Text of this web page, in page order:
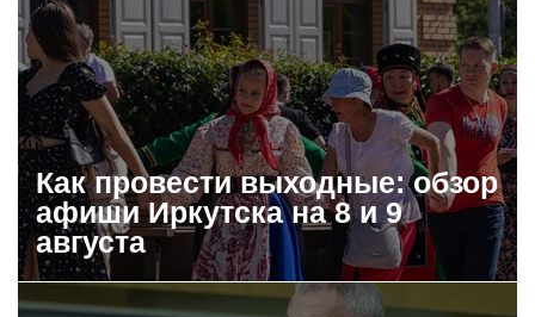
Как провести выходные: обзор
афиши Иркутска на 8 и 9
августа